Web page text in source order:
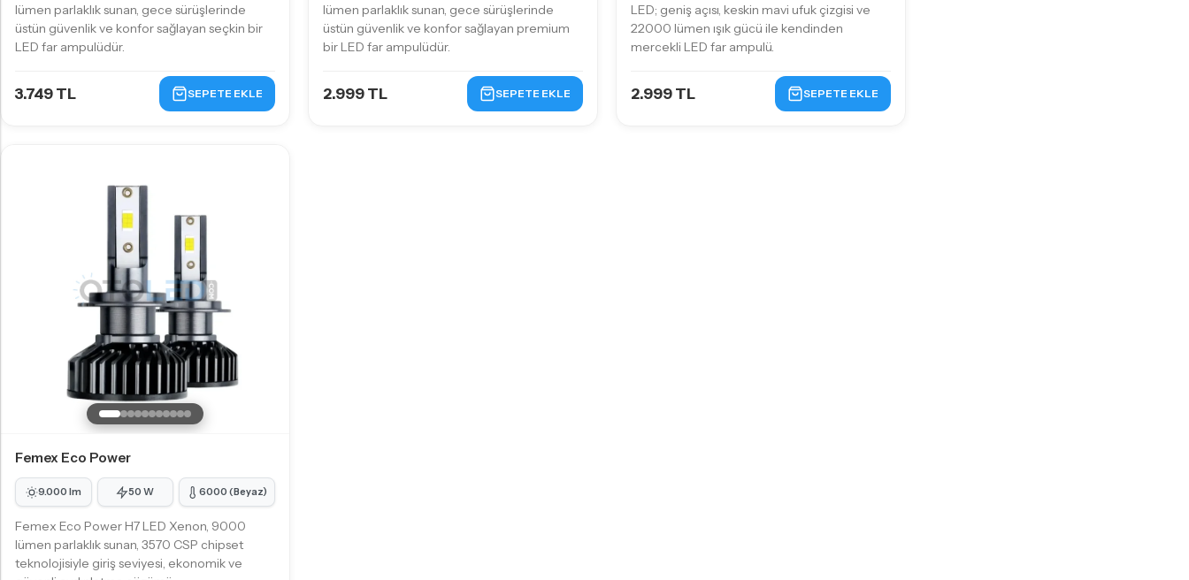
lümen parlaklık sunan, gece sürüşlerinde
üstün güvenlik ve konfor sağlayan seçkin bir
LED far ampulüdür.
3.749 TL SEPETE EKLE
lümen parlaklık sunan, gece sürüşlerinde
üstün güvenlik ve konfor sağlayan premium
bir LED far ampulüdür.
2.999 TL SEPETE EKLE
LED; geniş açısı, keskin mavi ufuk çizgisi ve
22000 lümen ışık gücü ile kendinden
mercekli LED far ampulü.
2.999 TL SEPETE EKLE
Femex Eco Power
9.000 lm 50 W 6000 (Beyaz)
Femex Eco Power H7 LED Xenon, 9000
lümen parlaklık sunan, 3570 CSP chipset
teknolojisiyle giriş seviyesi, ekonomik ve